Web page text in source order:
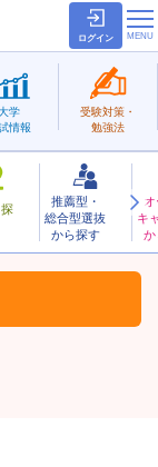
ログイン
推薦型・
総合型選抜
から探す
キ
か
学
情報
受験対策・
勉強法
お気に入り